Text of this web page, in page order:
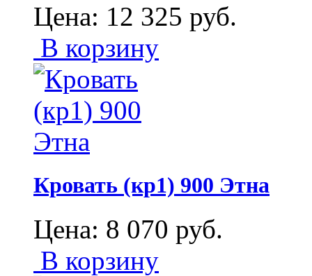
Цена: 12 325 руб.
В корзину
Кровать (кр1) 900 Этна
Цена: 8 070 руб.
В корзину